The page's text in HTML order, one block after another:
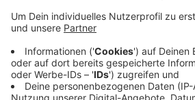
Anzeige
Während der Durchsuchung fand
unbekannte Chemikalien und